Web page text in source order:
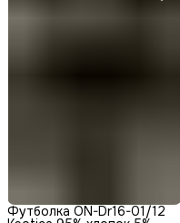
Футболка ON-Dr16-01/12